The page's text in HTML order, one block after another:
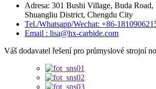
Adresa: 301 Bushi Village, Buda Road,
Shuangliu District, Chengdu City
Tel./Whatsapp/Wechat: +86-
Email : lisa@hx-carbide.com
Váš dodavatel řešení pro průmyslové strojní